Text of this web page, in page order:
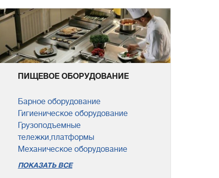
ПИЩЕВОЕ ОБОРУДОВАНИЕ
Барное оборудование
Гигиеническое оборудование
Грузоподъемные
тележки,платформы
Механическое оборудование
ПОКАЗАТЬ ВСЕ